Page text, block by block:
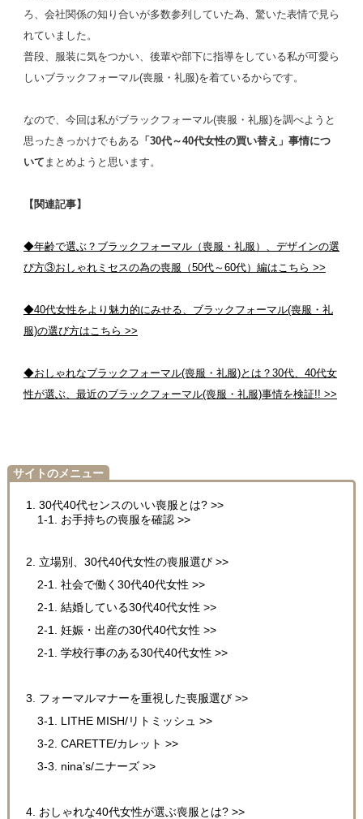
ろ、会社関係の知り合いが多数参列していた為、驚いた表情で見ら
れていました。
普段、服装に気をつかい、後輩や部下に指導をしている私が可愛ら
しいブラックフォーマル(喪服・礼服)を着ているからです。
なので、今回は私がブラックフォーマル(喪服・礼服)を調べようと
思ったきっかけでもある 「30代～40代女性の買い替え」事情につ
いて まとめようと思います。
【関連記事】
◆年齢で選ぶ？ブラックフォーマル（喪服・礼服）、デザインの選
び方③おしゃれミセスの為の喪服（50代～60代）編はこちら >>
◆40代女性をより魅力的にみせる、ブラックフォーマル(喪服・礼
服)の選び方はこちら >>
◆おしゃれなブラックフォーマル(喪服・礼服)とは？30代、40代女
性が選ぶ、最近のブラックフォーマル(喪服・礼服)事情を検証!! >>
サイトのメニュー
1. 30代40代センスのいい喪服とは? >>
1-1. お手持ちの喪服を確認 >>
2. 立場別、30代40代女性の喪服選び >>
2-1. 社会で働く30代40代女性 >>
2-1. 結婚している30代40代女性 >>
2-1. 妊娠・出産の30代40代女性 >>
2-1. 学校行事のある30代40代女性 >>
3. フォーマルマナーを重視した喪服選び >>
3-1. LITHE MISH/リトミッシュ >>
3-2. CARETTE/カレット >>
3-3. nina’s/ニナーズ >>
4. おしゃれな40代女性が選ぶ喪服とは? >>